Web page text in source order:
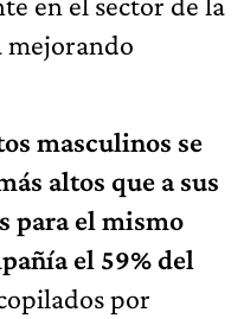
mejorando
masculinos se
altos que a sus
para el mismo
el 59% del
por